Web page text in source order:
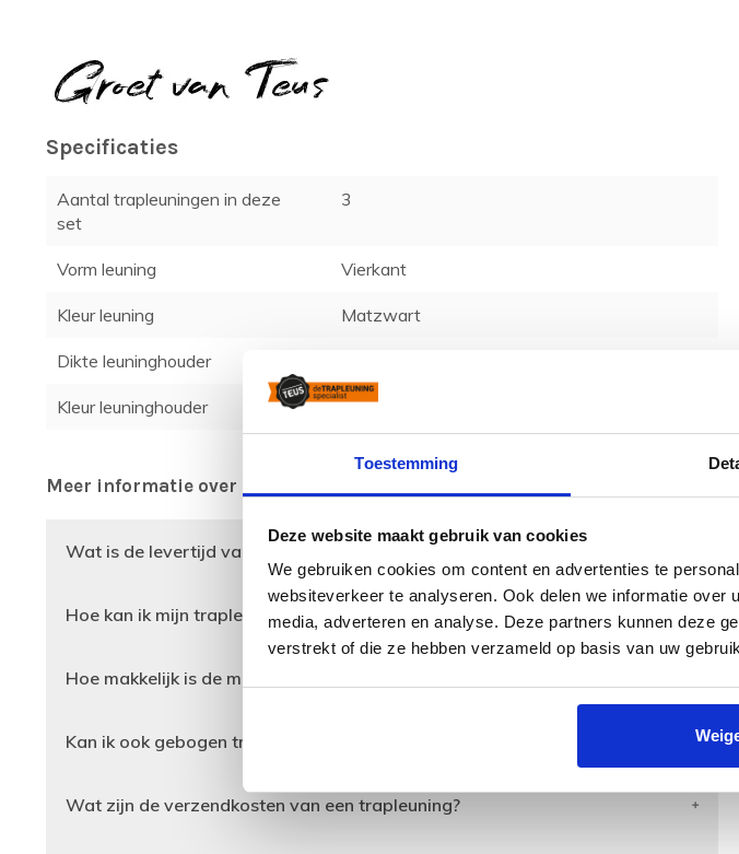
Toestemming
Deze website maakt gebruik van cookies
We gebruiken cookies om content en advertenties te
websiteverkeer te analyseren. Ook delen we informatie
media, adverteren en analyse. Deze partners kunnen deze
verstrekt of die ze hebben verzameld op basis van uw
Specificaties
Aantal trapleuningen in deze
set
3
Vorm leuning Vierkant
Kleur leuning Matzwart
Dikte leuninghouder
Kleur leuninghouder Matzwart
Meer informatie over dit product vind je hieronder.
Wat is de levertijd van mijn trapleuning?
Hoe kan ik mijn trapleuning opmeten?
Hoe makkelijk is de montage van de trapleuning?
Kan ik ook gebogen trapleuningen bestellen?
Wat zijn de verzendkosten van een trapleuning?